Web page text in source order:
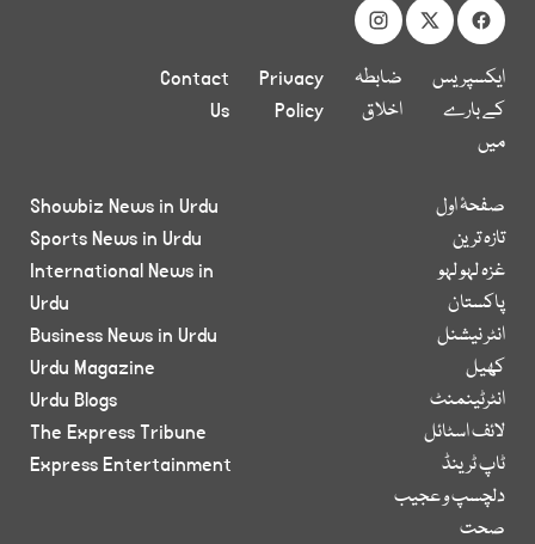
ایکسپریس
کے بارے
میں
ضابطہ
اخلاق
Privacy
Policy
Contact
Us
صفحۂ اول
تازہ ترین
غزہ لہو لہو
پاکستان
انٹر نیشنل
کھیل
انٹرٹینمنٹ
لائف اسٹائل
ٹاپ ٹرینڈ
دلچسپ و عجیب
صحت
Showbiz News in Urdu
Sports News in Urdu
International News in
Urdu
Business News in Urdu
Urdu Magazine
Urdu Blogs
The Express Tribune
Express Entertainment